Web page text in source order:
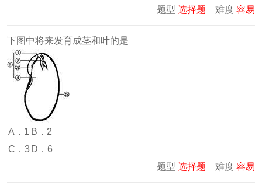
题型 选择题 难度 容易
下图中将来发育成茎和叶的是
A．1 B．2
C．3 D．6
题型 选择题 难度 容易